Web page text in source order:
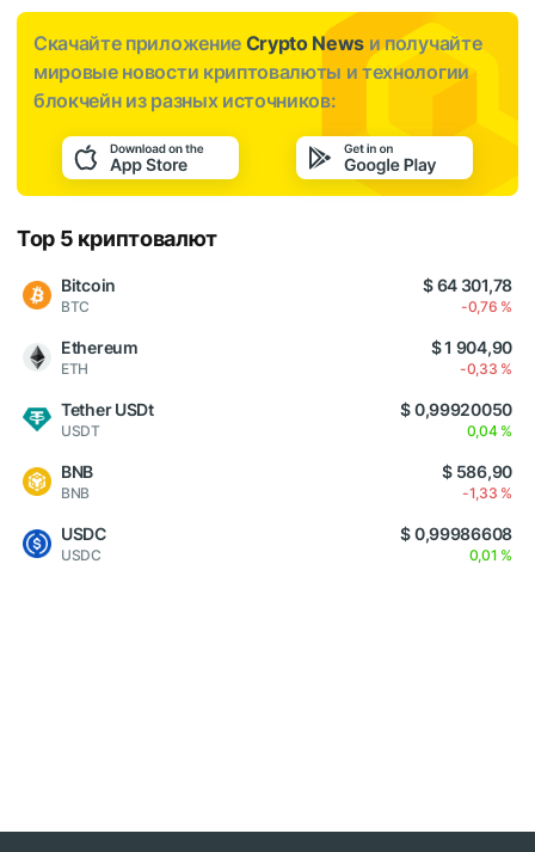
Скачайте приложение Crypto News и получайте
мировые новости криптовалюты и технологии
блокчейн из разных источников:
Top 5 криптовалют
Bitcoin
BTC
$ 64 301,78
-0,76 %
Ethereum
ETH
$ 1 904,90
-0,33 %
Tether USDt
USDT
$ 0,99920050
0,04 %
BNB
BNB
$ 586,90
-1,33 %
USDC
USDC
$ 0,99986608
0,01 %